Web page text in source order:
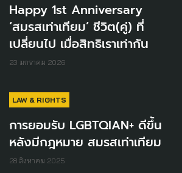
Happy 1st Anniversary
‘สมรสเท่าเทียม’ ชีวิต(คู่) ที่
เปลี่ยนไป เมื่อสิทธิเราเท่ากัน
23 มกราคม 2026
LAW & RIGHTS
การยอมรับ LGBTQIAN+ ดีขึ้น
หลังมีกฎหมาย สมรสเท่าเทียม
28 สิงหาคม 2025